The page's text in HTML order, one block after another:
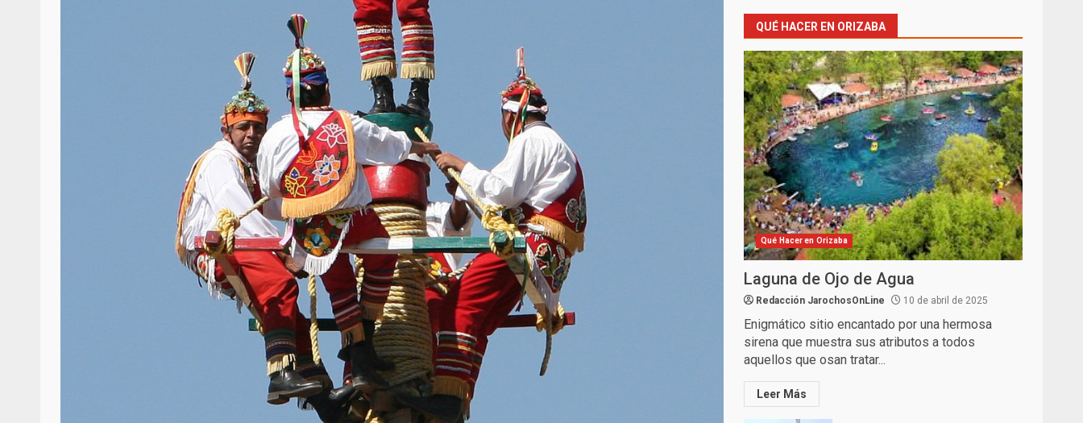
QUÉ HACER EN ORIZABA
Qué Hacer en Orizaba
Laguna de Ojo de Agua
Redacción JarochosOnLine 10 de abril de 2025
Enigmático sitio encantado por una hermosa
sirena que muestra sus atributos a todos
aquellos que osan tratar...
Leer Más